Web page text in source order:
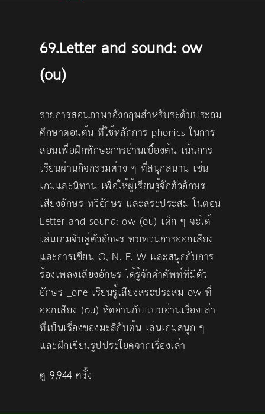
69.Letter and sound: ow
(ou)
รายการสอนภาษาอังกฤษสำหรับระดับประถม
ศึกษาตอนต้น ที่ใช้หลักการ phonics ในการ
สอนเพื่อฝึกทักษะการอ่านเบื้องต้น เน้นการ
เรียนผ่านกิจกรรมต่าง ๆ ที่สนุกสนาน เช่น
เกมและนิทาน เพื่อให้ผู้เรียนรู้จักตัวอักษร
เสียงอักษร ทวิอักษร และสระประสม ในตอน
Letter and sound: ow (ou) เด็ก ๆ จะได้
เล่นเกมจับคู่ตัวอักษร ทบทวนการออกเสียง
และการเขียน O, N, E, W และสนุกกับการ
ร้องเพลงเสียงอักษร ได้รู้จักคำศัพท์ที่มีตัว
อักษร _one เรียนรู้เสียงสระประสม ow ที่
ออกเสียง (ou) หัดอ่านกับแบบอ่านเรื่องเล่า
ที่เป็นเรื่องของมะลิกับต้น เล่นเกมสนุก ๆ
และฝึกเขียนรูปประโยคจากเรื่องเล่า
ดู 9,944 ครั้ง